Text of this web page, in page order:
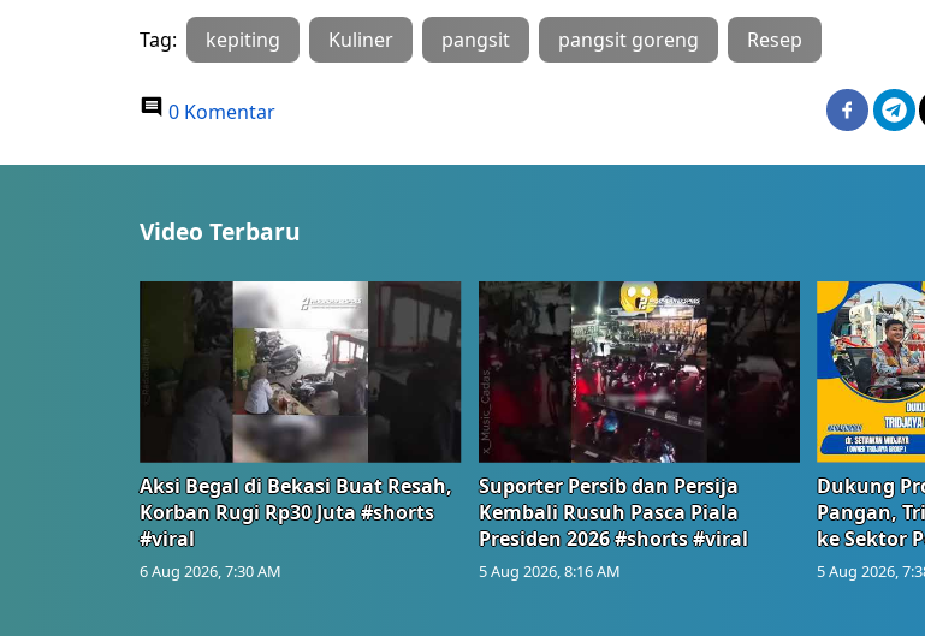
Tag: kepiting Kuliner pangsit pangsit goreng Resep
0 Komentar
Video Terbaru
Aksi Begal di Bekasi Buat Resah,
Korban Rugi Rp30 Juta #shorts
#viral
6 Aug 2026, 7:30 AM
Suporter Persib dan Persija
Kembali Rusuh Pasca Piala
Presiden 2026 #shorts #viral
5 Aug 2026, 8:16 AM
Dukung
Pangan,
ke Sektor
5 Aug 2026,